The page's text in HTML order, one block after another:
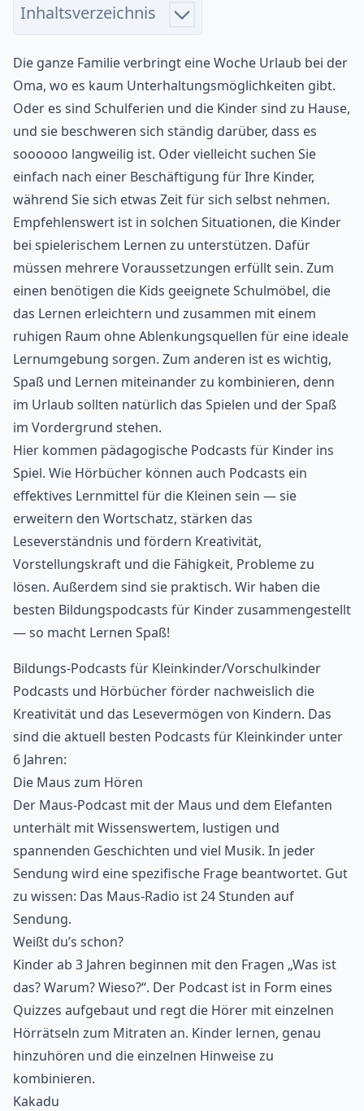
Die ganze Familie verbringt eine Woche Urlaub bei der
Oma, wo es kaum Unterhaltungsmöglichkeiten gibt.
Oder es sind Schulferien und die Kinder sind zu Hause,
und sie beschweren sich ständig darüber, dass es
soooooo langweilig ist. Oder vielleicht suchen Sie
einfach nach einer Beschäftigung für Ihre Kinder,
während Sie sich etwas Zeit für sich selbst nehmen.
Empfehlenswert ist in solchen Situationen, die Kinder
bei spielerischem Lernen zu unterstützen. Dafür
müssen mehrere Voraussetzungen erfüllt sein. Zum
einen benötigen die Kids geeignete Schulmöbel, die
das Lernen erleichtern und zusammen mit einem
ruhigen Raum ohne Ablenkungsquellen für eine ideale
Lernumgebung sorgen. Zum anderen ist es wichtig,
Spaß und Lernen miteinander zu kombinieren, denn
im Urlaub sollten natürlich das Spielen und der Spaß
im Vordergrund stehen.
Hier kommen pädagogische Podcasts für Kinder ins
Spiel. Wie Hörbücher können auch Podcasts ein
effektives Lernmittel für die Kleinen sein — sie
erweitern den Wortschatz, stärken das
Leseverständnis und fördern Kreativität,
Vorstellungskraft und die Fähigkeit, Probleme zu
lösen. Außerdem sind sie praktisch. Wir haben die
besten Bildungspodcasts für Kinder zusammengestellt
— so macht Lernen Spaß!
Bildungs-Podcasts für Kleinkinder/Vorschulkinder
Podcasts und Hörbücher förder nachweislich die
Kreativität und das Lesevermögen von Kindern. Das
sind die aktuell besten Podcasts für Kleinkinder unter
6 Jahren:
Die Maus zum Hören
Der Maus-Podcast mit der Maus und dem Elefanten
unterhält mit Wissenswertem, lustigen und
spannenden Geschichten und viel Musik. In jeder
Sendung wird eine spezifische Frage beantwortet. Gut
zu wissen: Das Maus-Radio ist 24 Stunden auf
Sendung.
Weißt du’s schon?
Kinder ab 3 Jahren beginnen mit den Fragen „Was ist
das? Warum? Wieso?“. Der Podcast ist in Form eines
Quizzes aufgebaut und regt die Hörer mit einzelnen
Hörrätseln zum Mitraten an. Kinder lernen, genau
hinzuhören und die einzelnen Hinweise zu
kombinieren.
Kakadu
Inhaltsverzeichnis